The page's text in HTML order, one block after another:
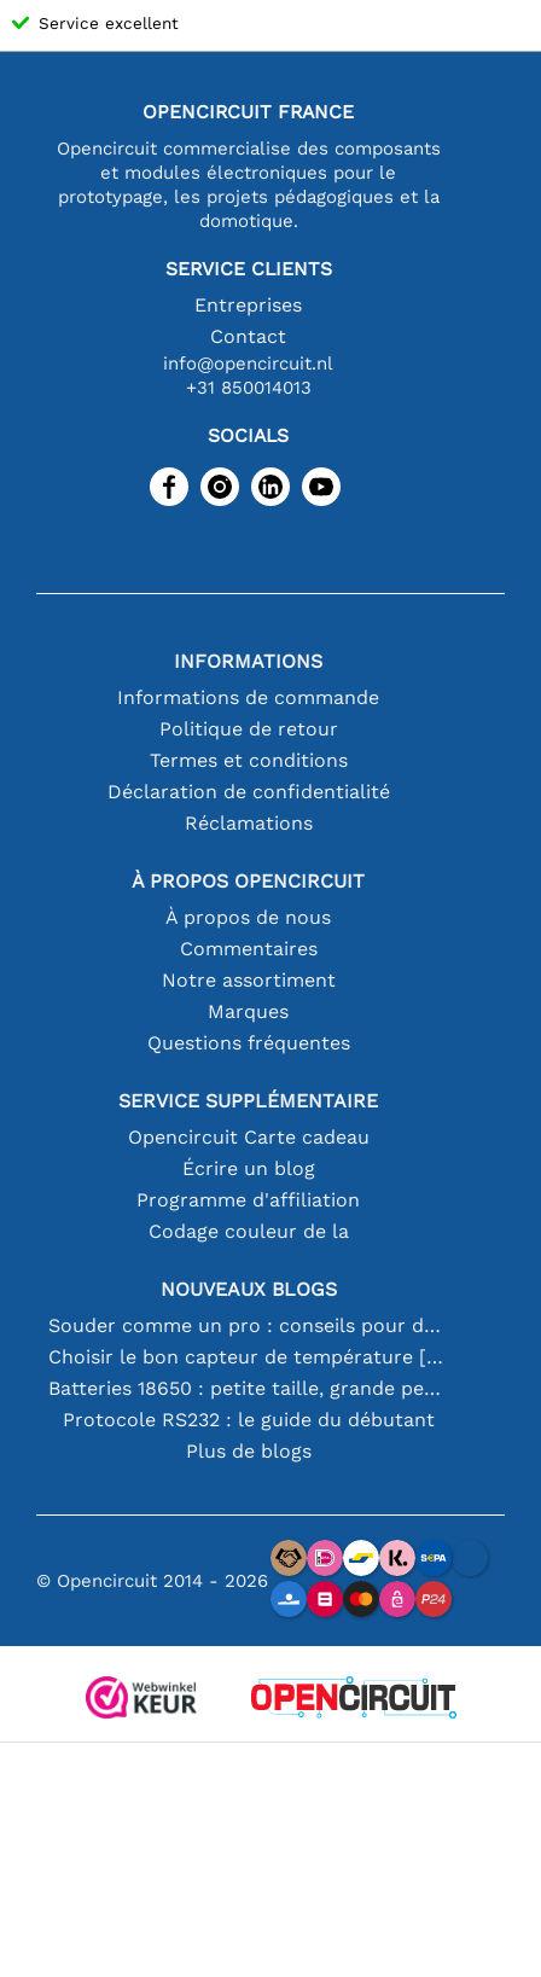
Service excellent
OPENCIRCUIT FRANCE
Opencircuit commercialise des composants
et modules électroniques pour le
prototypage, les projets pédagogiques et la
domotique.
SERVICE CLIENTS
Entreprises
Contact
info@opencircuit.nl
+31 850014013
SOCIALS
INFORMATIONS
Informations de commande
Politique de retour
Termes et conditions
Déclaration de confidentialité
Réclamations
À PROPOS OPENCIRCUIT
À propos de nous
Commentaires
Notre assortiment
Marques
Questions fréquentes
SERVICE SUPPLÉMENTAIRE
Opencircuit Carte cadeau
Écrire un blog
Programme d'affiliation
Codage couleur de la
NOUVEAUX BLOGS
Souder comme un pro : conseils pour des connexions électroniques parfaites
Choisir le bon capteur de température [youtube]
Batteries 18650 : petite taille, grande performance
Protocole RS232 : le guide du débutant
Plus de blogs
© Opencircuit 2014 - 2026